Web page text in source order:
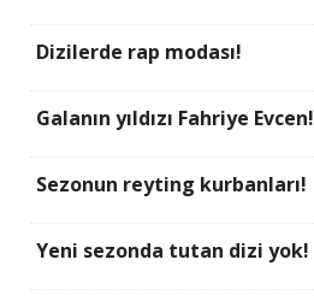
Dizilerde rap modası!
Galanın yıldızı Fahriye Evcen!
Sezonun reyting kurbanları!
Yeni sezonda tutan dizi yok!